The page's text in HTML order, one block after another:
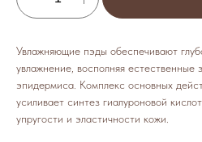
Увлажняющие пэды обеспечивают
увлажнение, восполняя естественные
эпидермиса. Комплекс основных
усиливает синтез гиалуроновой
упругости и эластичности кожи.